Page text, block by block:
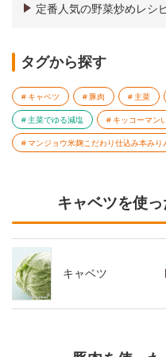
定番人気の野菜炒めレシ
タグから探す
キャベツ 豚肉 主菜
主菜でゆる減塩 キッコーマン
マンジョウ米麹こだわり仕込み本みり
キャベツを使
キャベツ